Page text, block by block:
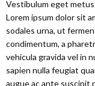
Vestibulum eget
Lorem ipsum dolor sit
sodales urna, ut
condimentum, a
vehicula gravida vel in
sapien nulla feugiat
augue ac ante suscipit